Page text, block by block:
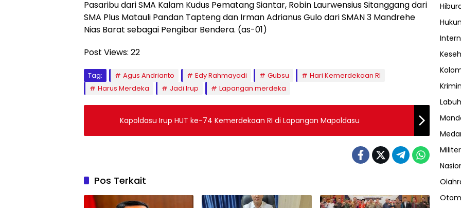
Pasaribu dari SMA Kalam Kudus Pematang Siantar, Robin Laurwensius Sitanggang dari
SMA Plus Matauli Pandan Tapteng dan Irman Adrianus Gulo dari SMAN 3 Mandrehe
Nias Barat sebagai Pengibar Bendera. (as-01)
Post Views: 22
Tag: Agus Andrianto Edy Rahmayadi Gubsu
Hari Kemerdekaan RI
Harus Merdeka
Jadi Irup Lapangan merdeka
Kapoldasu Irup HUT ke-74 Kemerdekaan RI di Lapangan Mapoldasu
Pos Terkait
Militer